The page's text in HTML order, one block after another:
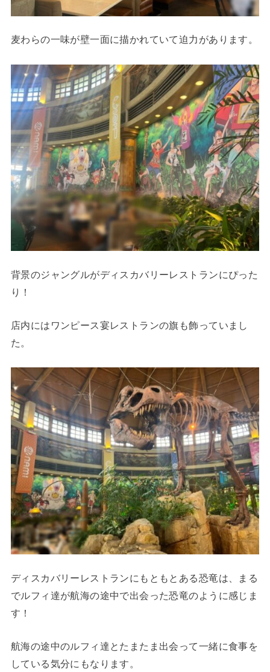
麦わらの一味が壁一面に描かれていて迫力があります。
背景のジャングルがディスカバリーレストランにぴった
り！
店内にはワンピース宴レストランの旗も飾っていまし
た。
ディスカバリーレストランにもともとある恐竜は、まる
でルフィ達が航海の途中で出会った恐竜のように感じま
す！
航海の途中のルフィ達とたまたま出会って一緒に食事を
している気分にもなります。